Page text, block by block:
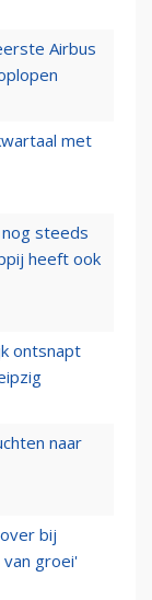
Airbus
met
steeds
heeft ook
ontsnapt
naar
bij
van groei'